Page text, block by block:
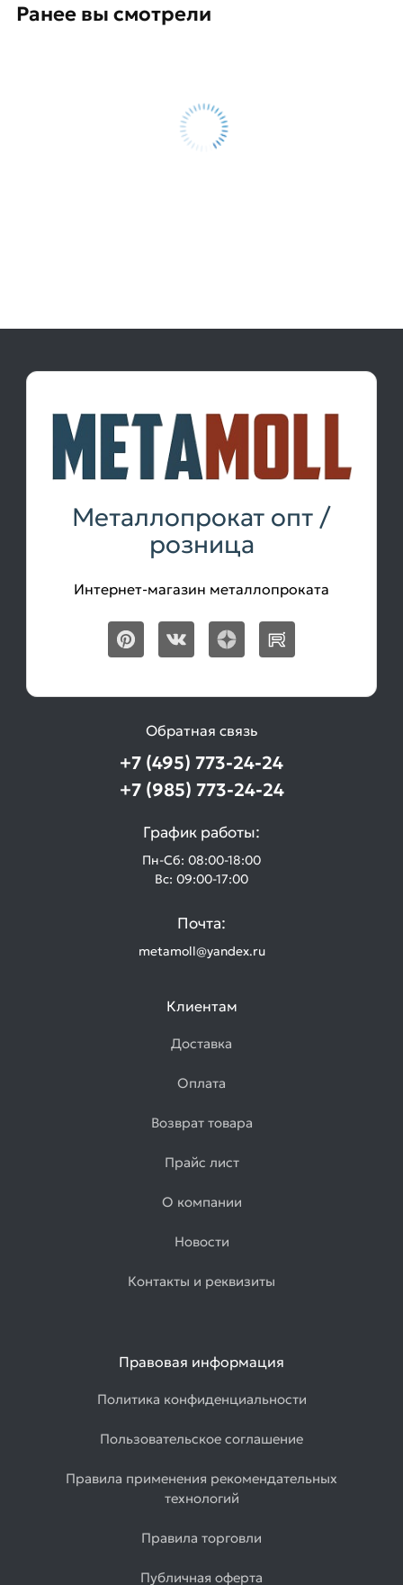
Ранее вы смотрели
Металлопрокат опт /
розница
Интернет-магазин металлопроката
Обратная связь
+7 (495) 773-24-24
+7 (985) 773-24-24
График работы:
Пн-Сб: 08:00-18:00
Вс: 09:00-17:00
Почта:
metamoll@yandex.ru
Клиентам
Доставка
Оплата
Возврат товара
Прайс лист
О компании
Новости
Контакты и реквизиты
Правовая информация
Политика конфиденциальности
Пользовательское соглашение
Правила применения рекомендательных
технологий
Правила торговли
Публичная оферта